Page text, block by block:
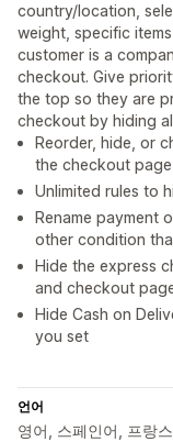
country/location,
weight, specific
customer is a
checkout. Give
the top so they are
checkout by hiding
Reorder, hide, or
the checkout page
Unlimited rules to
Rename payment
other condition
Hide the express
and checkout
Hide Cash on
you set
언어
영어, 스페인어, 프랑